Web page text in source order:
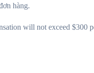
hàng.
will not exceed $300